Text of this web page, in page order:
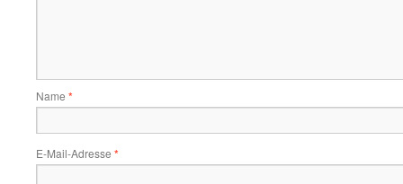
Name *
E-Mail-Adresse *